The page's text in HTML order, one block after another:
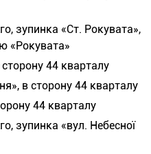
зупинка «Ст. Рокувата»,
«Рокувата»
44 кварталу
в сторону 44 кварталу
44 кварталу
зупинка «вул. Небесної